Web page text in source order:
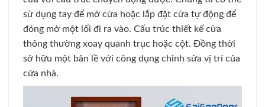
sử dụng tay để mở cửa hoặc lắp đặt cửa tự động để
đóng mở một lối đi ra vào. Cấu trúc thiết kế cửa
thông thường xoay quanh trục hoặc cột. Đồng thời
sở hữu một bản lề với công dụng chỉnh sửa vị trí của
cửa nhà.